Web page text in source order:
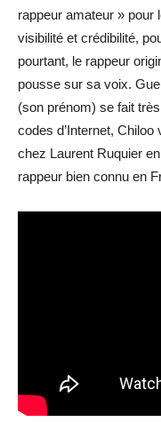
rappeur amateur » pour
visibilité et crédibilité,
pourtant, le rappeur
pousse sur sa voix.
(son prénom) se fait
codes d’Internet,
chez Laurent Ruquier
rappeur bien connu en